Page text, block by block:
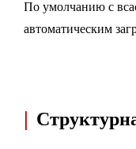
По умолчанию с
автоматическим
|